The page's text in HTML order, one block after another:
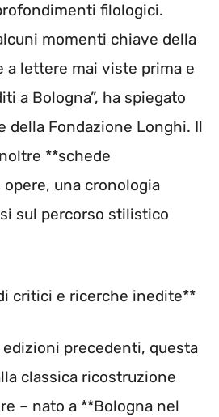
filologici.
momenti chiave della
a lettere mai viste prima e
a Bologna”, ha spiegato
della Fondazione Longhi. Il
**schede
una cronologia
sul percorso stilistico
critici e ricerche inedite**
precedenti, questa
classica ricostruzione
– nato a **Bologna nel